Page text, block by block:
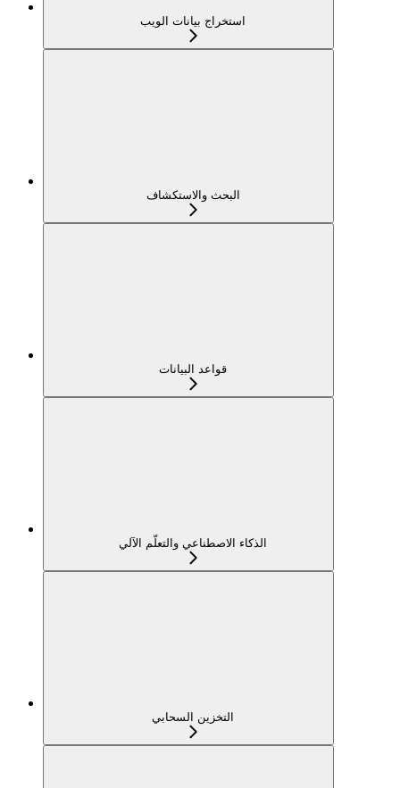
استخراج بيانات الويب
البحث والاستكشاف
قواعد البيانات
الذكاء الاصطناعي والتعلّم الآلي
التخزين السحابي